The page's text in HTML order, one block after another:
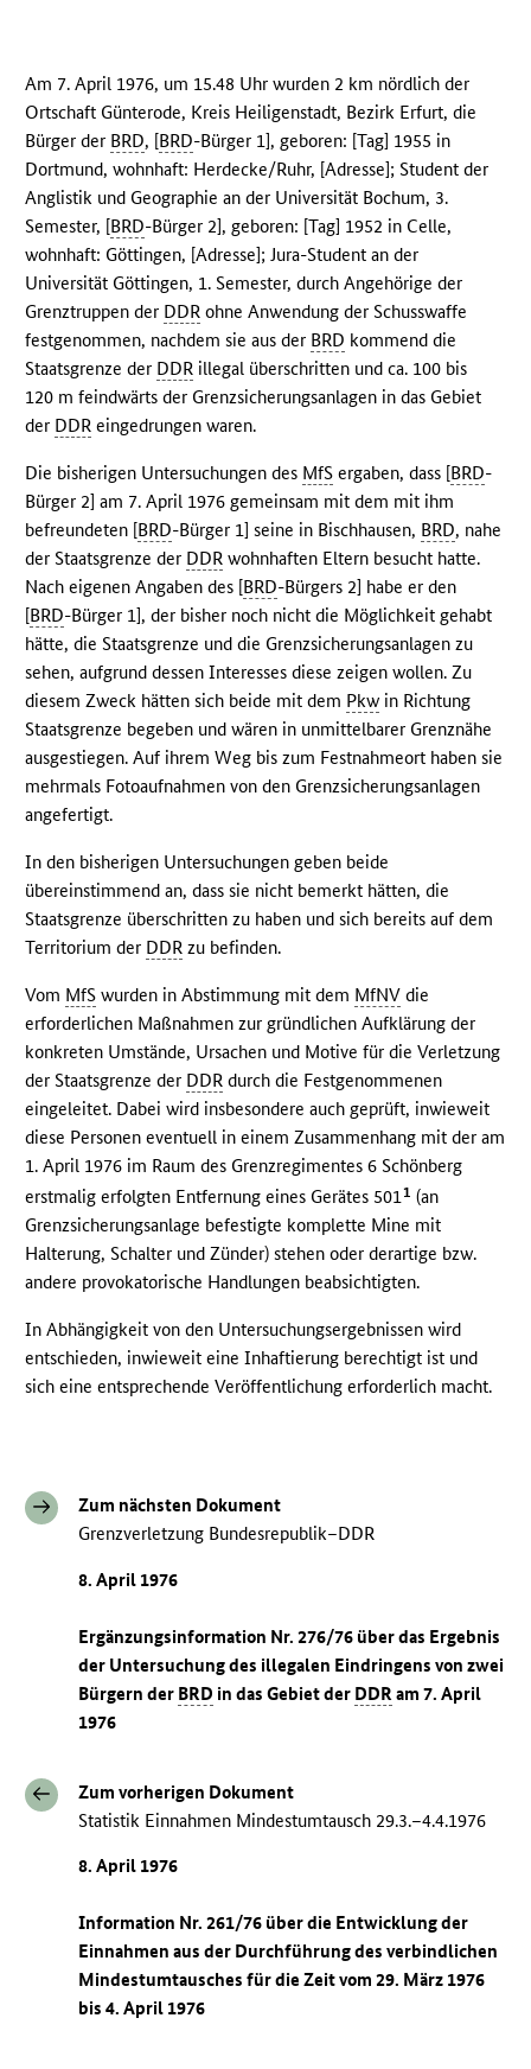
Am 7. April 1976, um 15.48 Uhr wurden 2 km nördlich der
Ortschaft Günterode, Kreis Heiligenstadt, Bezirk Erfurt, die
Bürger der BRD, [BRD-Bürger 1], geboren: [Tag] 1955 in
Dortmund, wohnhaft: Herdecke/Ruhr, [Adresse]; Student der
Anglistik und Geographie an der Universität Bochum, 3.
Semester, [BRD-Bürger 2], geboren: [Tag] 1952 in Celle,
wohnhaft: Göttingen, [Adresse]; Jura-Student an der
Universität Göttingen, 1. Semester, durch Angehörige der
Grenztruppen der DDR ohne Anwendung der Schusswaffe
festgenommen, nachdem sie aus der BRD kommend die
Staatsgrenze der DDR illegal überschritten und ca. 100 bis
120 m feindwärts der Grenzsicherungsanlagen in das Gebiet
der DDR eingedrungen waren.
Die bisherigen Untersuchungen des MfS ergaben, dass [BRD-
Bürger 2] am 7. April 1976 gemeinsam mit dem mit ihm
befreundeten [BRD-Bürger 1] seine in Bischhausen, BRD, nahe
der Staatsgrenze der DDR wohnhaften Eltern besucht hatte.
Nach eigenen Angaben des [BRD-Bürgers 2] habe er den
[BRD-Bürger 1], der bisher noch nicht die Möglichkeit gehabt
hätte, die Staatsgrenze und die Grenzsicherungsanlagen zu
sehen, aufgrund dessen Interesses diese zeigen wollen. Zu
diesem Zweck hätten sich beide mit dem Pkw in Richtung
Staatsgrenze begeben und wären in unmittelbarer Grenznähe
ausgestiegen. Auf ihrem Weg bis zum Festnahmeort haben sie
mehrmals Fotoaufnahmen von den Grenzsicherungsanlagen
angefertigt.
In den bisherigen Untersuchungen geben beide
übereinstimmend an, dass sie nicht bemerkt hätten, die
Staatsgrenze überschritten zu haben und sich bereits auf dem
Territorium der DDR zu befinden.
Vom MfS wurden in Abstimmung mit dem MfNV die
erforderlichen Maßnahmen zur gründlichen Aufklärung der
konkreten Umstände, Ursachen und Motive für die Verletzung
der Staatsgrenze der DDR durch die Festgenommenen
eingeleitet. Dabei wird insbesondere auch geprüft, inwieweit
diese Personen eventuell in einem Zusammenhang mit der am
1. April 1976 im Raum des Grenzregimentes 6 Schönberg
erstmalig erfolgten Entfernung eines Gerätes 5011 (an
Grenzsicherungsanlage befestigte komplette Mine mit
Halterung, Schalter und Zünder) stehen oder derartige bzw.
andere provokatorische Handlungen beabsichtigten.
In Abhängigkeit von den Untersuchungsergebnissen wird
entschieden, inwieweit eine Inhaftierung berechtigt ist und
sich eine entsprechende Veröffentlichung erforderlich macht.
Zum nächsten Dokument
Grenzverletzung Bundesrepublik–DDR
8. April 1976
Ergänzungsinformation Nr. 276/76 über das Ergebnis
der Untersuchung des illegalen Eindringens von zwei
Bürgern der BRD in das Gebiet der DDR am 7. April
1976
Zum vorherigen Dokument
Statistik Einnahmen Mindestumtausch 29.3.–4.4.1976
8. April 1976
Information Nr. 261/76 über die Entwicklung der
Einnahmen aus der Durchführung des verbindlichen
Mindestumtausches für die Zeit vom 29. März 1976
bis 4. April 1976